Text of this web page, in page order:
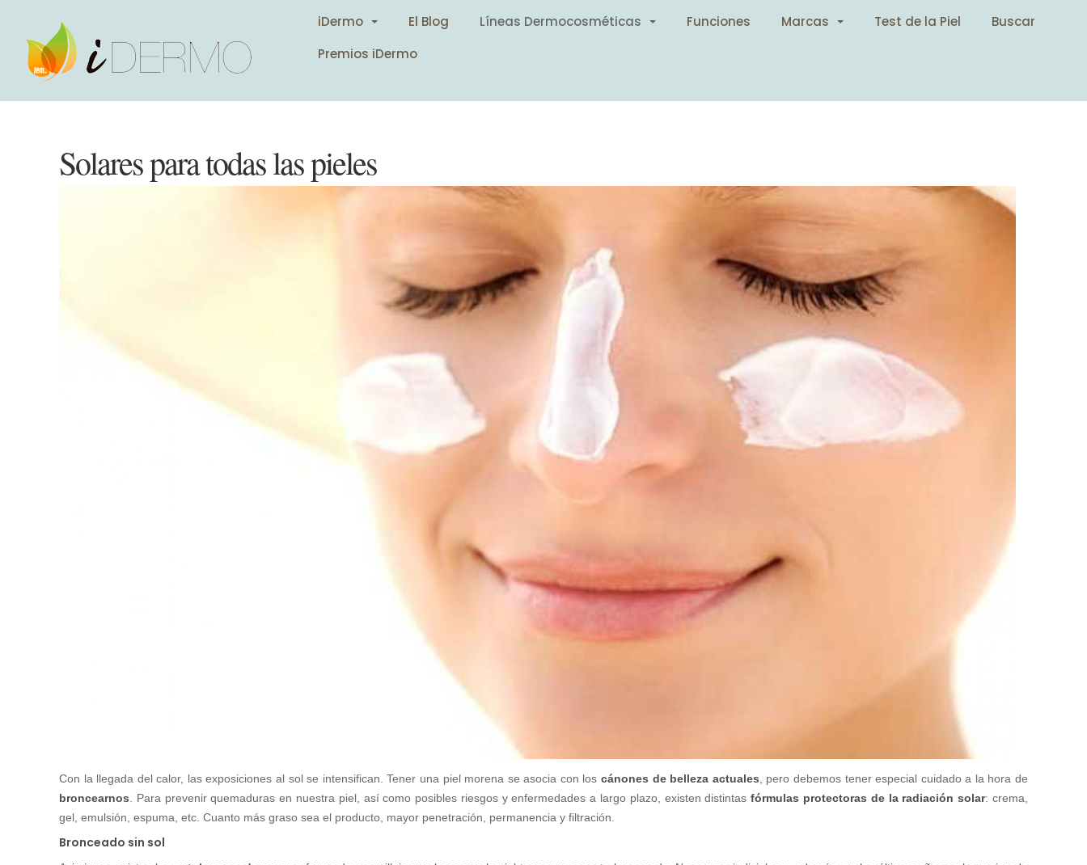
iDermo El Blog Líneas Dermocosméticas Funciones Marcas Test de la Piel
Buscar
Premios iDermo
Solares para todas las pieles
Con la llegada del calor, las exposiciones al sol se intensifican. Tener una piel morena se asocia con loscánones de belleza actuales , pero debemos tener especial cuidado a la hora de
broncearnos . Para prevenir quemaduras en nuestra piel, así como posibles riesgos y enfermedades a largo plazo, existen distintasfórmulas protectoras de la radiación solar: crema,
gel, emulsión, espuma, etc. Cuanto más graso sea el producto, mayor penetración, permanencia y filtración.
Bronceado sin sol